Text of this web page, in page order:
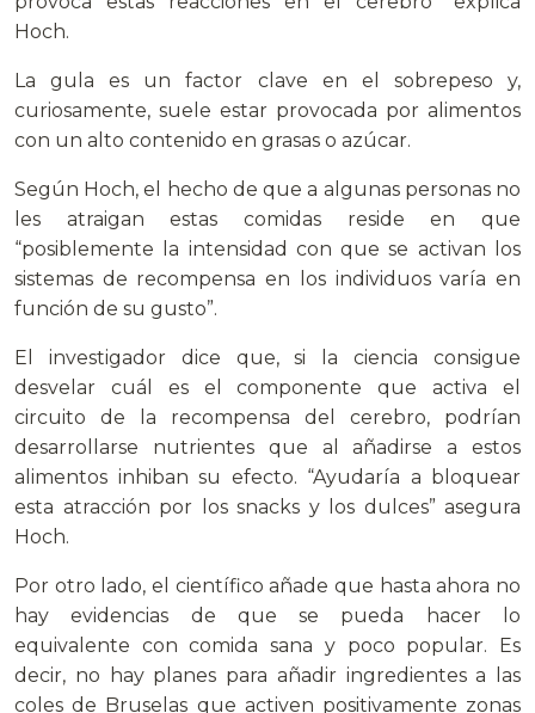
Hoch.
La gula es un factor clave en el sobrepeso y,
curiosamente, suele estar provocada por alimentos
con un alto contenido en grasas o azúcar.
Según Hoch, el hecho de que a algunas personas no
les atraigan estas comidas reside en que
“posiblemente la intensidad con que se activan los
sistemas de recompensa en los individuos varía en
función de su gusto”.
El investigador dice que, si la ciencia consigue
desvelar cuál es el componente que activa el
circuito de la recompensa del cerebro, podrían
desarrollarse nutrientes que al añadirse a estos
alimentos inhiban su efecto. “Ayudaría a bloquear
esta atracción por los snacks y los dulces” asegura
Hoch.
Por otro lado, el científico añade que hasta ahora no
hay evidencias de que se pueda hacer lo
equivalente con comida sana y poco popular. Es
decir, no hay planes para añadir ingredientes a las
coles de Bruselas que activen positivamente zonas